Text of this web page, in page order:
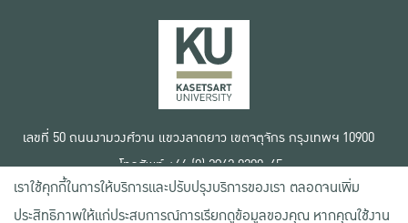
เลขที่ 50 ถนนงามวงศ์วาน แขวงลาดยาว เขตจตุจักร กรุงเทพฯ 10900
โทรศัพท์ +66 (0) 2942 8200-45
เงื่อนไขการใช้งานเว็บไซต์
เราใช้คุกกี้ในการให้บริการและปรับปรุงบริการของเรา ตลอดจนเพิ่ม
ประสิทธิภาพให้แก่ประสบการณ์การเรียกดูข้อมูลของคุณ หากคุณใช้งาน